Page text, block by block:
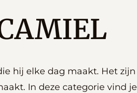
hij elke dag maakt. Het zijn
In deze categorie vind je